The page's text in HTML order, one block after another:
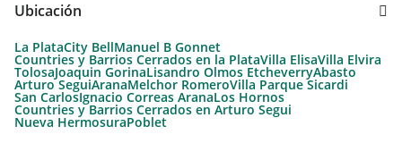
Ubicación
La PlataCity BellManuel B Gonnet
Countries y Barrios Cerrados en la PlataVilla ElisaVilla Elvira
TolosaJoaquin GorinaLisandro Olmos EtcheverryAbasto
Arturo SeguiAranaMelchor RomeroVilla Parque Sicardi
San CarlosIgnacio Correas AranaLos Hornos
Countries y Barrios Cerrados en Arturo Segui
Nueva HermosuraPoblet